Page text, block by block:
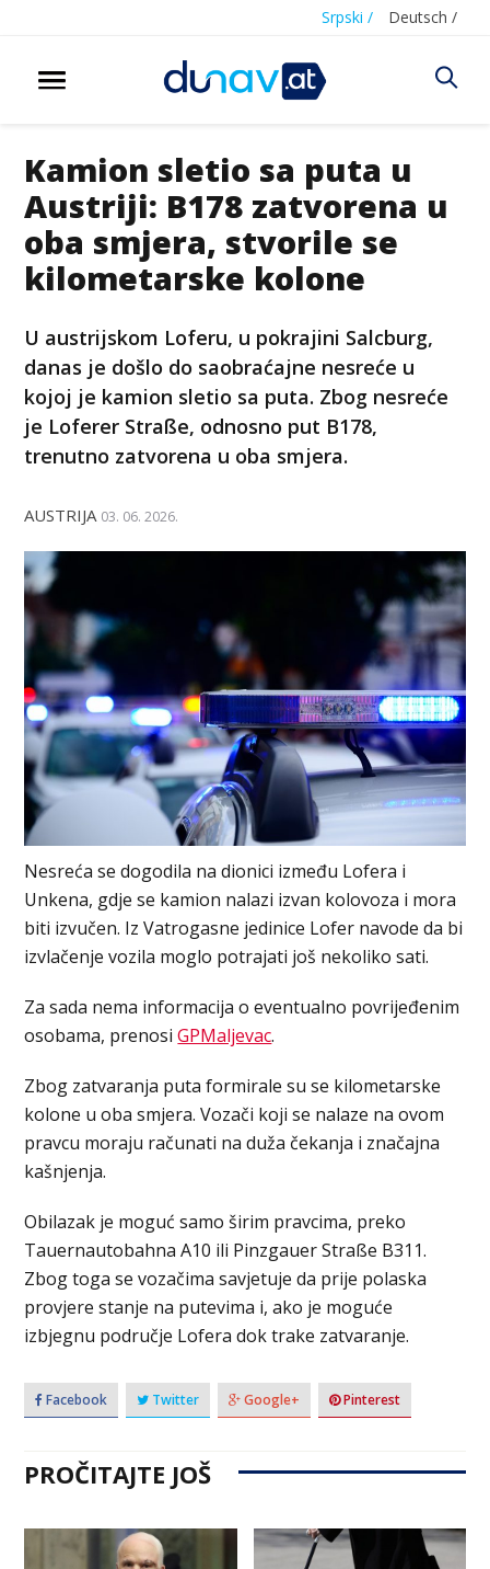
Srpski / Deutsch /
Kamion sletio sa puta u
Austriji: B178 zatvorena u
oba smjera, stvorile se
kilometarske kolone
U austrijskom Loferu, u pokrajini Salcburg,
danas je došlo do saobraćajne nesreće u
kojoj je kamion sletio sa puta. Zbog nesreće
je Loferer Straße, odnosno put B178,
trenutno zatvorena u oba smjera.
AUSTRIJA 03. 06. 2026.
Nesreća se dogodila na dionici između Lofera i
Unkena, gdje se kamion nalazi izvan kolovoza i mora
biti izvučen. Iz Vatrogasne jedinice Lofer navode da bi
izvlačenje vozila moglo potrajati još nekoliko sati.
Za sada nema informacija o eventualno povrijeđenim
osobama, prenosiGPMaljevac.
Zbog zatvaranja puta formirale su se kilometarske
kolone u oba smjera. Vozači koji se nalaze na ovom
pravcu moraju računati na duža čekanja i značajna
kašnjenja.
Obilazak je moguć samo širim pravcima, preko
Tauernautobahna A10 ili Pinzgauer Straße B311.
Zbog toga se vozačima savjetuje da prije polaska
provjere stanje na putevima i, ako je moguće
izbjegnu područje Lofera dok trake zatvaranje.
Facebook Twitter Google+ Pinterest
PROČITAJTE JOŠ